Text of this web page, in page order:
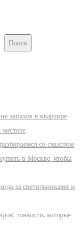
Поиск
запахов в квартире
со смыслом
в Москве, чтобы
за светильниками и
тонкости, которые